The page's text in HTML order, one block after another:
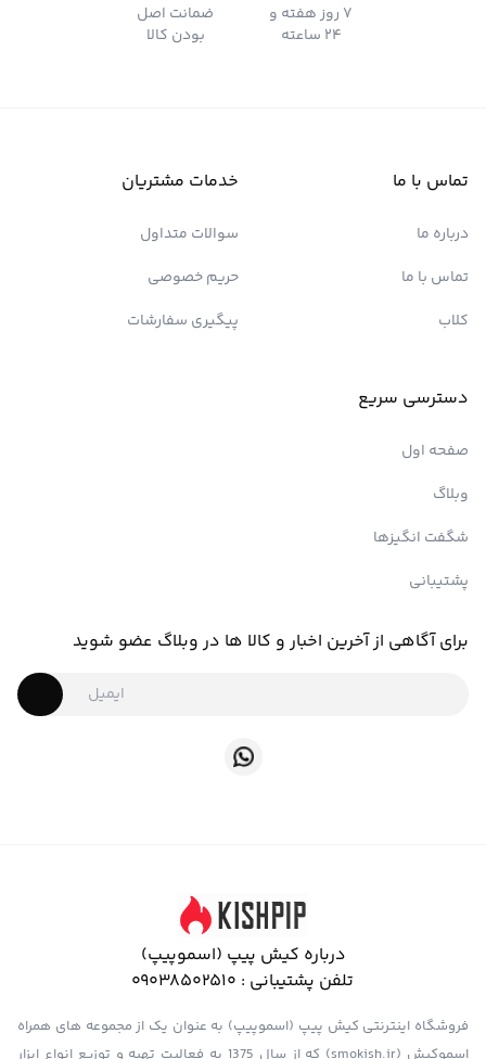
7 روز هفته و
24 ساعته
ضمانت اصل
بودن کالا
تماس با ما
درباره ما
تماس با ما
کلاب
خدمات مشتریان
سوالات متداول
حریم خصوصی
پیگیری سفارشات
دسترسی سریع
صفحه اول
وبلاگ
شگفت انگیزها
پشتیبانی
برای آگاهی از آخرین اخبار و کالا ها در وبلاگ عضو شوید
درباره کیش پیپ (اسموپیپ)
تلفن پشتیبانی : 09038502510
فروشگاه اینترنتی کیش پیپ (اسموپیپ) به عنوان یک از مجموعه های همراه
اسموکیش (smokish.ir) که از سال 1375 به فعالیت تهیه و توزیع انواع ابزار